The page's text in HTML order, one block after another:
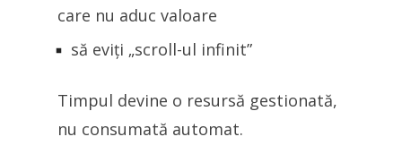
care nu aduc valoare
să eviți „scroll-ul infinit”
Timpul devine o resursă gestionată,
nu consumată automat.